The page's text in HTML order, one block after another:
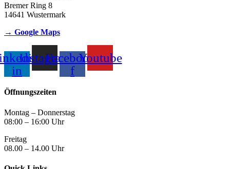
Bremer Ring 8
14641 Wustermark
→ Google Maps
in
InstagramFacebook-
f
Youtube
Öffnungszeiten
Montag – Donnerstag
08:00 – 16:00 Uhr
Freitag
08.00 – 14.00 Uhr